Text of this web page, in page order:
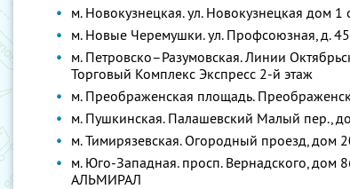
м. Новокузнецкая. ул. Новокузнецкая дом
м. Новые Черемушки. ул. Профсоюзная, д. 45
м. Петровско–Разумовская. Линии
Торговый Комплекс Экспресс 2-й этаж
м. Преображенская площадь.
м. Пушкинская. Палашевский Малый пер.,
м. Тимирязевская. Огородный проезд, дом
м. Юго-Западная. просп. Вернадского, дом
АЛЬМИРАЛ